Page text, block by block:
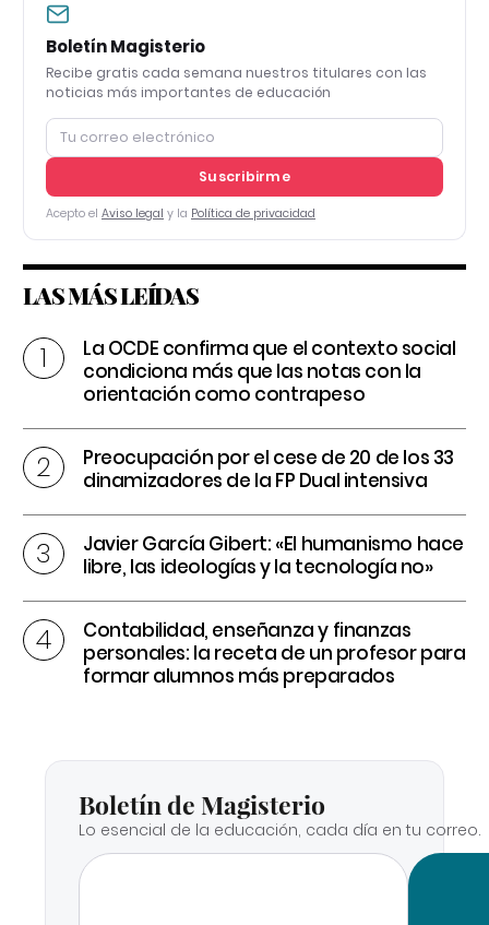
Boletín Magisterio
Recibe gratis cada semana nuestros titulares con las
noticias más importantes de educación
Suscribirme
Acepto el Aviso legal y la Política de privacidad
LAS MÁS LEÍDAS
La OCDE confirma que el contexto social
condiciona más que las notas con la
orientación como contrapeso
Preocupación por el cese de 20 de los 33
dinamizadores de la FP Dual intensiva
Javier García Gibert: «El humanismo hace
libre, las ideologías y la tecnología no»
Contabilidad, enseñanza y finanzas
personales: la receta de un profesor para
formar alumnos más preparados
Boletín de Magisterio
Lo esencial de la educación, cada día en tu correo.